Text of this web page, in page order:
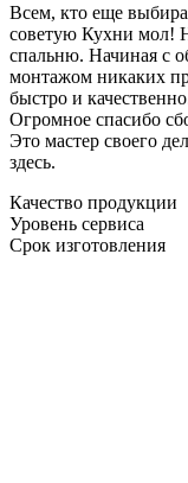
Всем, кто еще
советую Кухни мол!
спальню. Начиная с
монтажом никаких
быстро и
Огромное спасибо
Это мастер своего
здесь.
Качество продукции
Уровень сервиса
Срок изготовления